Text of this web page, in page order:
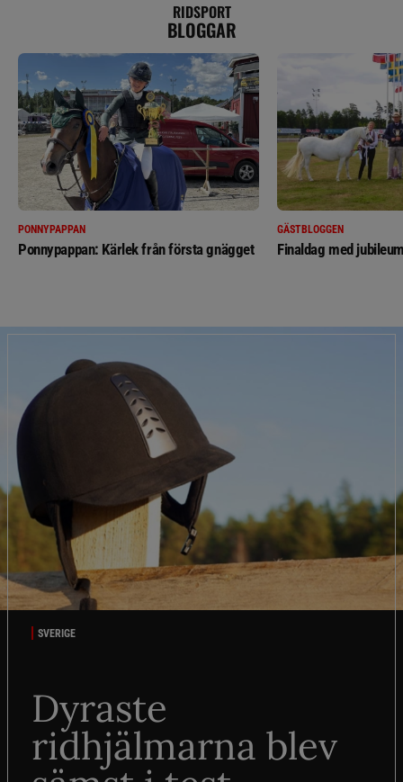
RIDSPORT
BLOGGAR
PONNYPAPPAN
Ponnypappan: Kärlek från första gnägget
GÄSTBLOGGEN
Finaldag med
SVERIGE
Dyraste
ridhjälmarna blev